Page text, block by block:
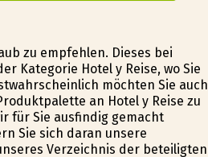
zu empfehlen. Dieses bei
Kategorie Hotel y Reise, wo Sie
möchten Sie auch
an Hotel y Reise zu
für Sie ausfindig gemacht
Sie sich daran unsere
Verzeichnis der beteiligten